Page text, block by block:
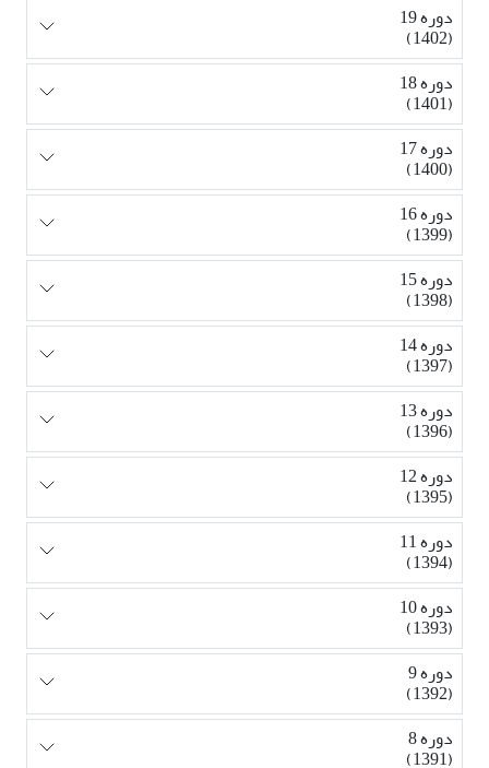
دوره 19
(1402)
دوره 18
(1401)
دوره 17
(1400)
دوره 16
(1399)
دوره 15
(1398)
دوره 14
(1397)
دوره 13
(1396)
دوره 12
(1395)
دوره 11
(1394)
دوره 10
(1393)
دوره 9
(1392)
دوره 8
(1391)